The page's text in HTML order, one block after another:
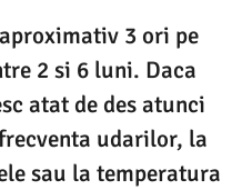
3 ori pe
2 si 6 luni. Daca
atat de des atunci
udarilor, la
sau la temperatura